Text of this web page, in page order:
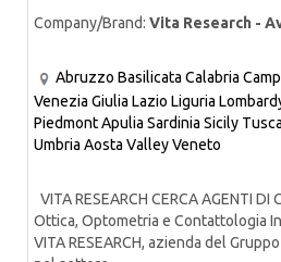
Company/Brand: Vita Research -
Abruzzo Basilicata Calabria
Venezia Giulia Lazio Liguria
PiedmontApulia Sardinia Sicily
Umbria Aosta ValleyVeneto
VITA RESEARCH CERCA AGENTI
Ottica, Optometria e Contattologia
VITA RESEARCH, azienda del